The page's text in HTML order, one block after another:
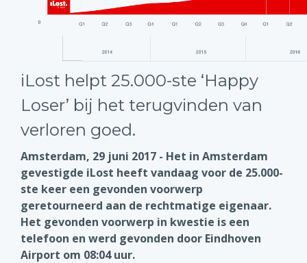
iLost helpt 25.000-ste ‘Happy
Loser’ bij het terugvinden van
verloren goed.
Amsterdam, 29 juni 2017 - Het in Amsterdam
gevestigde iLost heeft vandaag voor de 25.000-
ste keer een gevonden voorwerp
geretourneerd aan de rechtmatige eigenaar.
Het gevonden voorwerp in kwestie is een
telefoon en werd gevonden door Eindhoven
Airport om 08:04 uur.